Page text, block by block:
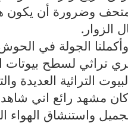
وضرورة أن يكون
الزوار.
وأكملنا الجولة في
تراثي لسطح بيوتات
التراثية العديدة
مشهد رائع اني
واستنشاق الهواء